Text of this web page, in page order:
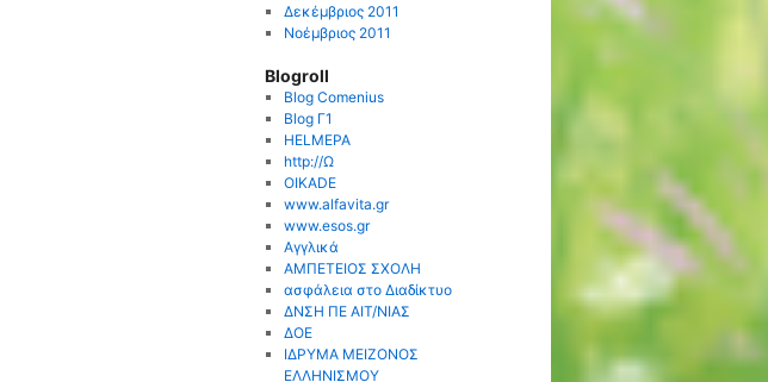
Δεκέμβριος 2011
Νοέμβριος 2011
Blogroll
Blog Comenius
Blog Γ1
HELMEPA
http://Ω
OIKADE
www.alfavita.gr
www.esos.gr
Αγγλικά
ΑΜΠΕΤΕΙΟΣ ΣΧΟΛΗ
ασφάλεια στο Διαδίκτυο
ΔΝΣΗ ΠΕ ΑΙΤ/ΝΙΑΣ
ΔΟΕ
ΙΔΡΥΜΑ ΜΕΙΖΟΝΟΣ
ΕΛΛΗΝΙΣΜΟΥ